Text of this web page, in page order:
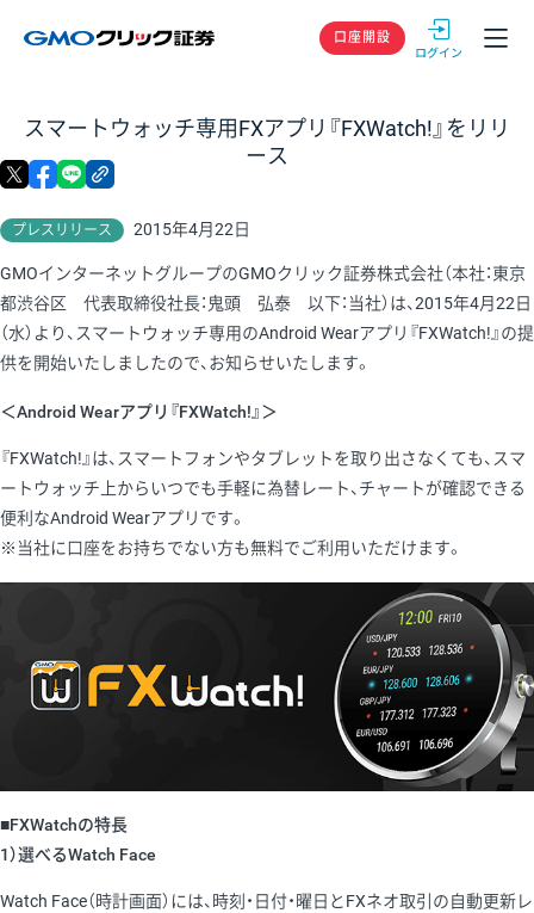
GMOクリック
口座開設
スマートウォッチ専用FXアプリ『FXWatch!』をリリ
ース
プレスリリース 2015年4月22日
X facebook
GMOインターネットグループのGMOクリック証券株式会社（本社：東京
都渋谷区 代表取締役社長：鬼頭 弘泰 以下：当社）は、2015年4月22日
（水）より、スマートウォッチ専用のAndroid Wearアプリ『FXWatch!』の提
供を開始いたしましたので、お知らせいたします。
＜Android Wearアプリ『FXWatch!』＞
『FXWatch!』は、スマートフォンやタブレットを取り出さなくても、スマ
ートウォッチ上からいつでも手軽に為替レート、チャートが確認できる
便利なAndroid Wearアプリです。
※当社に口座をお持ちでない方も無料でご利用いただけます。
■FXWatchの特長
1）選べるWatch Face
Watch Face（時計画面）には、時刻・日付・曜日とFXネオ取引の自動更新レ